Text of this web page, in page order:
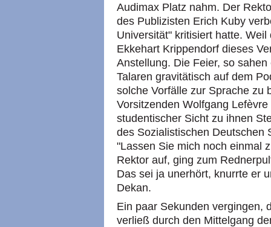
Audimax Platz nahm. Der
des Publizisten Erich Kuby
Universität" kritisiert hatte.
Ekkehart Krippendorf dieses
Anstellung. Die Feier, so
Talaren gravitätisch auf dem
solche Vorfälle zur Sprache zu
Vorsitzenden Wolfgang
studentischer Sicht zu ihnen
des Sozialistischen Deutschen
"Lassen Sie mich noch einmal
Rektor auf, ging zum
Das sei ja unerhört, knurrte er
Dekan.
Ein paar Sekunden vergingen,
verließ durch den Mittelgang